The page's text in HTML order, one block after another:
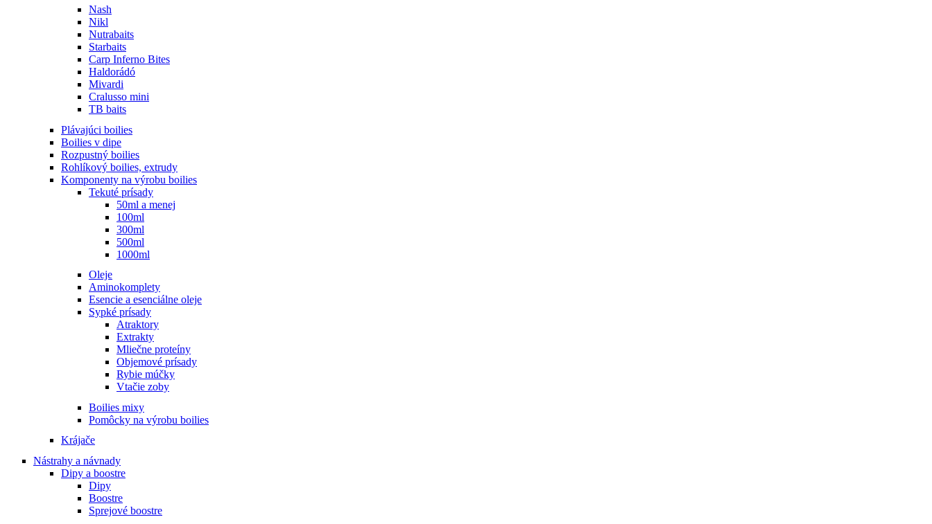
Nash
Nikl
Nutrabaits
Starbaits
Carp Inferno Bites
Haldorádó
Mivardi
Cralusso mini
TB baits
Plávajúci boilies
Boilies v dipe
Rozpustný boilies
Rohlíkový boilies, extrudy
Komponenty na výrobu boilies
Tekuté prísady
50ml a menej
100ml
300ml
500ml
1000ml
Oleje
Aminokomplety
Esencie a esenciálne oleje
Sypké prísady
Atraktory
Extrakty
Mliečne proteíny
Objemové prísady
Rybie múčky
Vtačie zoby
Boilies mixy
Pomôcky na výrobu boilies
Krájače
Nástrahy a návnady
Dipy a boostre
Dipy
Boostre
Sprejové boostre